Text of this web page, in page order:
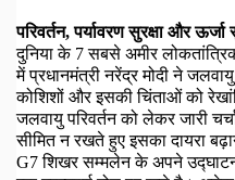
परिवर्तन,पर्यावरण सुरक्षा और ऊर्जा
दुनिया के 7सबसे अमीर
में प्रधानमंत्री नरेंद्र मोदी ने
कोशिशों और इसकी चिंताओं को
जलवायु परिवर्तन को लेकर जारी
सीमित न रखते हुए इसका दायरा
G7शिखर सम्मलेन के अपने